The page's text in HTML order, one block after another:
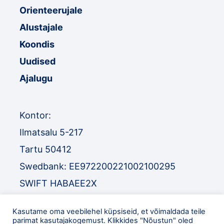
Orienteerujale
Alustajale
Koondis
Uudised
Ajalugu
Kontor:
Ilmatsalu 5-217
Tartu 50412
Swedbank: EE972200221002100295
SWIFT HABAEE2X
SWIFT EEUHEE2X
Kasutame oma veebilehel küpsiseid, et võimaldada teile
parimat kasutajakogemust. Klikkides "Nõustun" oled